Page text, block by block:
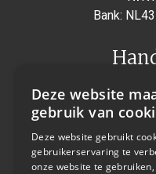
Bank:
Deze website
gebruik van
Deze website gebruikt
gebruikerservaring te
onze website te